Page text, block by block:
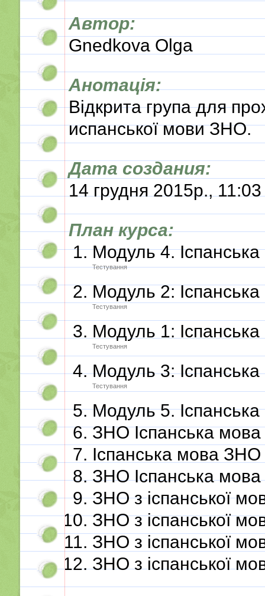
Автор:
Gnedkova Olga
Анотація:
Відкрита група для
испанської мови ЗНО.
Дата создания:
14 грудня 2015р.,
План курса:
Модуль 4.
Тестування
Модуль 2:
Тестування
Модуль 1:
Тестування
Модуль 3:
Тестування
Модуль 5.
ЗНО Іспанська мова
Іспанська мова
ЗНО Іспанська
ЗНО з іспанської
ЗНО з іспанської
ЗНО з іспанської
ЗНО з іспанської